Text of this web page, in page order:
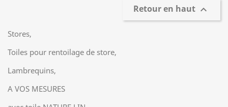
Retour en haut 
Stores,
Toiles pour rentoilage de store,
Lambrequins,
A VOS MESURES